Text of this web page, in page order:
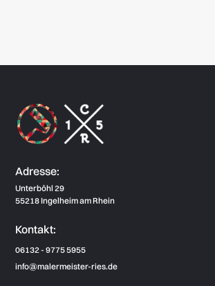
Adresse:
Unterböhl 29
55218 Ingelheim am Rhein
Kontakt:
06132 - 9775 5955
info@malermeister-ries.de